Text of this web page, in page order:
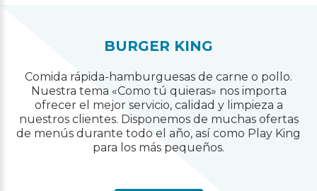
BURGER KING
Comida rápida-hamburguesas de carne o pollo.
Nuestra tema «Como tú quieras» nos importa
ofrecer el mejor servicio, calidad y limpieza a
nuestros clientes. Disponemos de muchas ofertas
de menús durante todo el año, así como Play King
para los más pequeños.